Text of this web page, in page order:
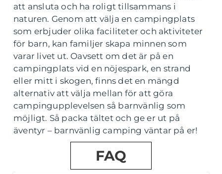
att ansluta och ha roligt tillsammans i
naturen. Genom att välja en campingplats
som erbjuder olika faciliteter och aktiviteter
för barn, kan familjer skapa minnen som
varar livet ut. Oavsett om det är på en
campingplats vid en nöjespark, en strand
eller mitt i skogen, finns det en mängd
alternativ att välja mellan för att göra
campingupplevelsen så barnvänlig som
möjligt. Så packa tältet och ge er ut på
äventyr – barnvänlig camping väntar på er!
FAQ